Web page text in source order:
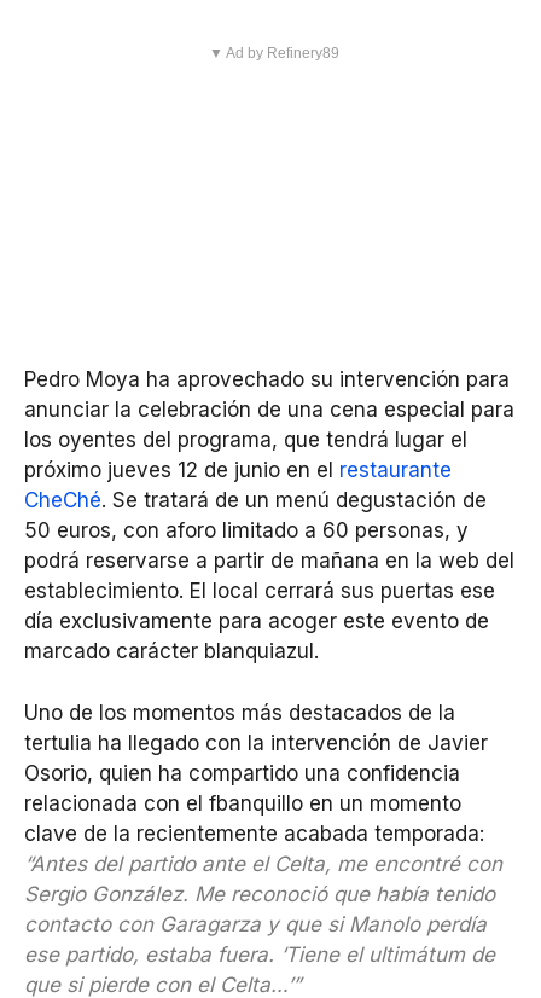
▼ Ad by Refinery89
Pedro Moya ha aprovechado su intervención para
anunciar la celebración de una cena especial para
los oyentes del programa, que tendrá lugar el
próximo jueves 12 de junio en el restaurante
CheChé. Se tratará de un menú degustación de
50 euros, con aforo limitado a 60 personas, y
podrá reservarse a partir de mañana en la web del
establecimiento. El local cerrará sus puertas ese
día exclusivamente para acoger este evento de
marcado carácter blanquiazul.
Uno de los momentos más destacados de la
tertulia ha llegado con la intervención de Javier
Osorio, quien ha compartido una confidencia
relacionada con el fbanquillo en un momento
clave de la recientemente acabada temporada:
“Antes del partido ante el Celta, me encontré con
Sergio González. Me reconoció que había tenido
contacto con Garagarza y que si Manolo perdía
ese partido, estaba fuera. ‘Tiene el ultimátum de
que si pierde con el Celta…’”